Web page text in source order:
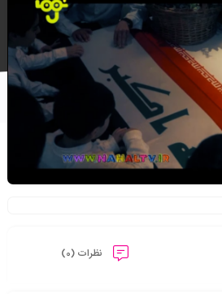
نظرات (0)